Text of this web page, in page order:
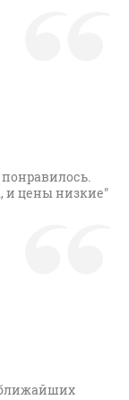
и цены низкие"